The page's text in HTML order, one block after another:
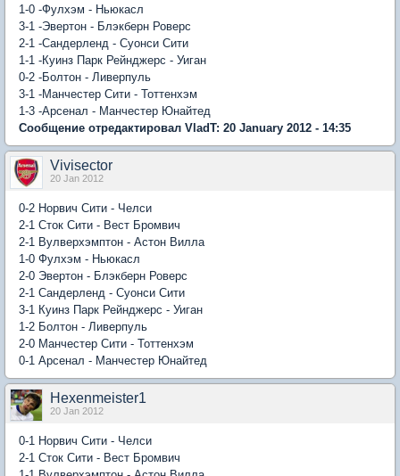
1-0 -Фулхэм - Ньюкасл
3-1 -Эвертон - Блэкберн Роверс
2-1 -Сандерленд - Суонси Сити
1-1 -Куинз Парк Рейнджерс - Уиган
0-2 -Болтон - Ливерпуль
3-1 -Манчестер Сити - Тоттенхэм
1-3 -Арсенал - Манчестер Юнайтед
Сообщение отредактировал VladT: 20 January 2012 - 14:35
Vivisector
20 Jan 2012
0-2 Норвич Сити - Челси
2-1 Сток Сити - Вест Бромвич
2-1 Вулверхэмптон - Астон Вилла
1-0 Фулхэм - Ньюкасл
2-0 Эвертон - Блэкберн Роверс
2-1 Сандерленд - Суонси Сити
3-1 Куинз Парк Рейнджерс - Уиган
1-2 Болтон - Ливерпуль
2-0 Манчестер Сити - Тоттенхэм
0-1 Арсенал - Манчестер Юнайтед
Hexenmeister1
20 Jan 2012
0-1 Норвич Сити - Челси
2-1 Сток Сити - Вест Бромвич